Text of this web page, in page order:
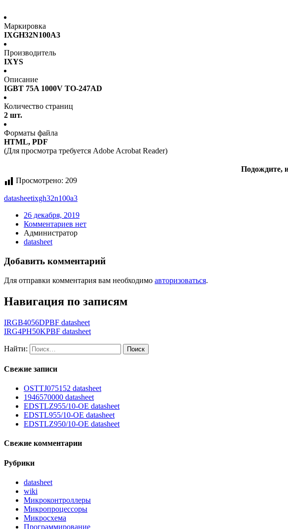
Маркировка
IXGH32N100A3
Производитель
IXYS
Описание
IGBT 75A 1000V TO-247AD
Количество страниц
2 шт.
Форматы файла
HTML, PDF
(Для просмотра требуется Adobe Acrobat Reader)
Подождите,
Просмотрено: 209
datasheetixgh32n100a3
26 декабря, 2019
Комментариев нет
Администратор
datasheet
Добавить комментарий
Для отправки комментария вам необходимо авторизоваться.
Навигация по записям
IRGB4056DPBF datasheet
IRG4PH50KPBF datasheet
Найти:
Свежие записи
OSTTJ075152 datasheet
1946570000 datasheet
EDSTLZ955/10-OE datasheet
EDSTL955/10-OE datasheet
EDSTLZ950/10-OE datasheet
Свежие комментарии
Рубрики
datasheet
wiki
Микроконтроллеры
Микропроцессоры
Микросхема
Программирование